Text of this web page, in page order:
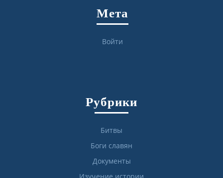
Мета
Войти
Рубрики
Битвы
Боги славян
Документы